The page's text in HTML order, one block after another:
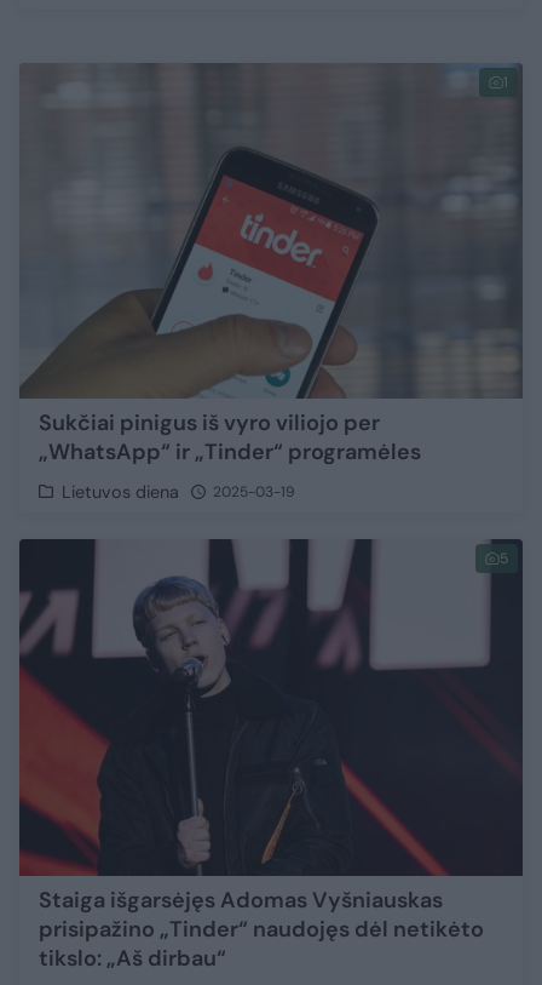
1
Sukčiai pinigus iš vyro viliojo per
„WhatsApp“ ir „Tinder“ programėles
Lietuvos diena 2025-03-19
5
Staiga išgarsėjęs Adomas Vyšniauskas
prisipažino „Tinder“ naudojęs dėl netikėto
tikslo: „Aš dirbau“